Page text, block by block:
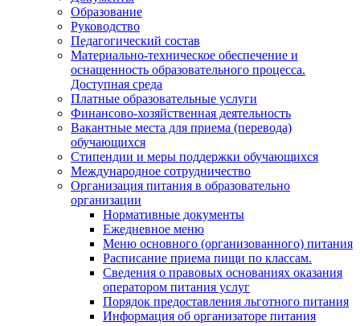
Образование
Руководство
Педагогический состав
Материально-техническое обеспечение и
оснащенность образовательного процесса.
Доступная среда
Платные образовательные услуги
Финансово-хозяйственная деятельность
Вакантные места для приема (перевода)
обучающихся
Стипендии и меры поддержки обучающихся
Международное сотрудничество
Организация питания в образовательно
организации
Нормативные документы
Ежедневное меню
Меню основного (организованного) питания
Расписание приема пищи по классам.
Сведения о правовых основаниях оказания
оператором питания услуг
Порядок предоставления льготного питания
Информация об организаторе питания